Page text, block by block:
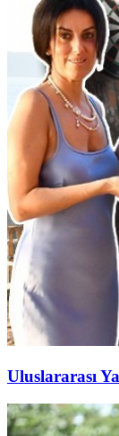
Uluslararası